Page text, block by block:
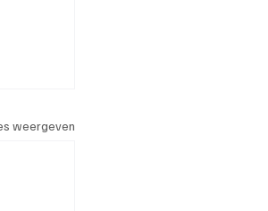
weergeven